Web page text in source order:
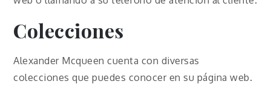
Colecciones
Alexander Mcqueen cuenta con diversas
colecciones que puedes conocer en su página web.